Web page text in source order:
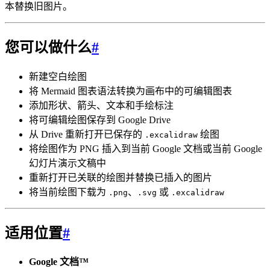
本替换旧图片。
您可以做什么#
新建空白绘图
将 Mermaid 图表语法转换为画布中的可编辑图表
添加形状、箭头、文本和手绘标注
将可编辑绘图保存到 Google Drive
从 Drive 重新打开已保存的 .excalidraw 绘图
将绘图作为 PNG 插入到当前 Google 文档或当前 Google
幻灯片演示文稿中
重新打开已关联的绘图并替换已插入的图片
将当前绘图下载为 .png、 .svg 或 .excalidraw
适用位置#
Google 文档™